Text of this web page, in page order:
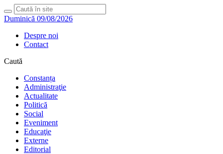
Duminică 09/08/2026
Despre noi
Contact
Caută
Constanța
Administraţie
Actualitate
Politică
Social
Eveniment
Educaţie
Externe
Editorial